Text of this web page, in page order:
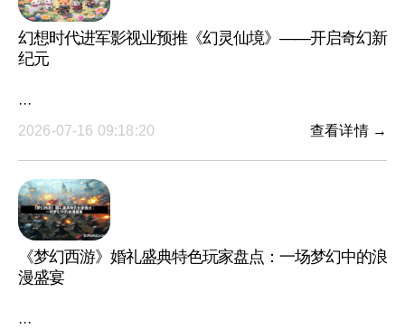
幻想时代进军影视业预推《幻灵仙境》——开启奇幻新
纪元
···
2026-07-16 09:18:20
查看详情 →
《梦幻西游》婚礼盛典特色玩家盘点：一场梦幻中的浪
漫盛宴
···